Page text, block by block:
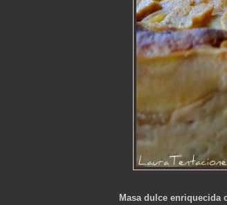
Masa dulce enriquecida